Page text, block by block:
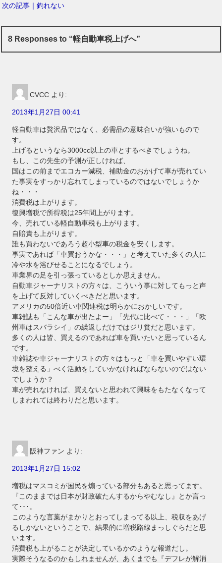
次の記事｜釣れない
8 Responses to “軽自動車税上げへ”
CVCC より:
2013年1月27日 00:41
軽自動車は贅沢品ではなく、必需品の意味合いが強いもので
す。
上げるというなら3000cc以上の車とするべきでしょうね。
もし、この先生の予測が正しければ、
国はこの前までエコカー減税、補助金のおかげて車が売れてい
た事実をすっかり忘れてしまっているのではないでしょうか
ね・・・
消費税は上がります。
復興増税で所得税は25年間上がります。
今、売れている軽自動車税も上がります。
自賠責も上がります。
誰も買わないであろう超小型車の税金を安くします。
事実であれば「車買おうかな・・・」と考えていた多くの人に
冷や水を浴びせることになるでしょう。
車業界の足を引っ張っているとしか思えません。
自動車ジャーナリストの方々は、こういう事に対してもっと声
を上げて反対していくべきだと思います。
アメリカの50倍近い車関連税は明らかにおかしいです。
車雑誌も「こんな車が出たよー」「先代に比べて・・・」「欧
州車はスバラシイ」の繰返しだけではジリ貧だと思います。
多くの人は皆、買えるのであれば車を買いたいと思っているん
です。
車雑誌や車ジャーナリストの方々はもっと「車を買いやすい環
境を整える」べく活動をしていかなければならないのではない
でしょうか？
車が売れなければ、買えないと思われて興味をもたなくなって
しまわれては終わりだと思います。
阪神ファン より:
2013年1月27日 15:02
増税はマスコミが国民を煽っている部分もあると思ってます。
『このままでは日本が財政破たんするからやむなし』とか言っ
て･･･。
このような言葉がまかりとおってしまってる以上、税収をあげ
るしかないということで、結果的に増税路線まっしぐらだと思
います。
消費税も上がることが決定しているかのような報道だし。
実際そうなるのかもしれませんが、あくまでも『デフレが解消